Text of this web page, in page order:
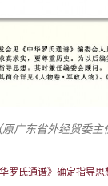
原广东省外经贸委
罗氏通谱》确定指导思